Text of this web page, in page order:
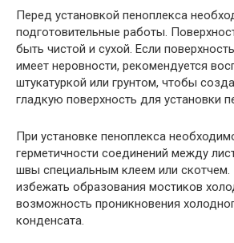
Перед установкой пеноплекса
подготовительные работы.
быть чистой и сухой. Если
имеет неровности, рекомендуется
штукатуркой или грунтом, чтобы
гладкую поверхность для установки
При установке пеноплекса
герметичности соединений между
швы специальным клеем или
избежать образования мостиков
возможность проникновения
конденсата.